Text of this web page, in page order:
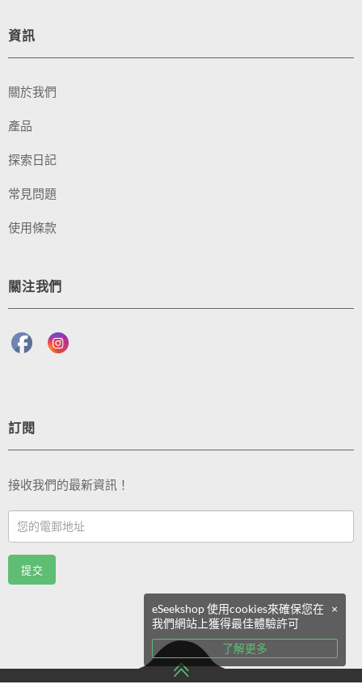
資訊
關於我們
產品
探索日記
常見問題
使用條款
關注我們
訂閱
接收我們的最新資訊！
Footer
Email
Sub
(TC)
提交
×
eSeekshop 使用cookies來確保您在
我們網站上獲得最佳體驗許可
了解更多